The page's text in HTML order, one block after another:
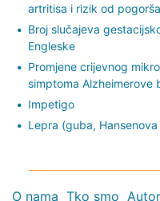
artritisa i rizik od
Broj slučajeva
Engleske
Promjene crijevnog
simptoma Alzheimerove
Impetigo
Lepra (guba,
O nama Tko smo